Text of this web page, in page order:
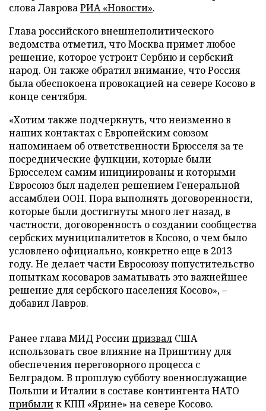
слова ЛавроваРИА «Новости».
Глава российского внешнеполитического
ведомства отметил, что Москва примет любое
решение, которое устроит Сербию и сербский
народ. Он также обратил внимание, что Россия
была обеспокоена провокацией на севере Косово в
конце сентября.
«Хотим также подчеркнуть, что неизменно в
наших контактах с Европейским союзом
напоминаем об ответственности Брюсселя за те
посреднические функции, которые были
Брюсселем самим инициированы и которыми
Евросоюз был наделен решением Генеральной
ассамблеи ООН. Пора выполнять договоренности,
которые были достигнуты много лет назад, в
частности, договоренность о создании сообщества
сербских муниципалитетов в Косово, о чем было
условлено официально, конкретно еще в 2013
году. Не делает части Евросоюзу попустительство
попыткам косоваров заматывать это важнейшее
решение для сербского населения Косово», –
добавил Лавров.
Ранее глава МИД Россиипризвал США
использовать свое влияние на Приштину для
обеспечения переговорного процесса с
Белградом. В прошлую субботу военнослужащие
Польши и Италии в составе контингента НАТО
прибылик КПП «Ярине» на севере Косово.